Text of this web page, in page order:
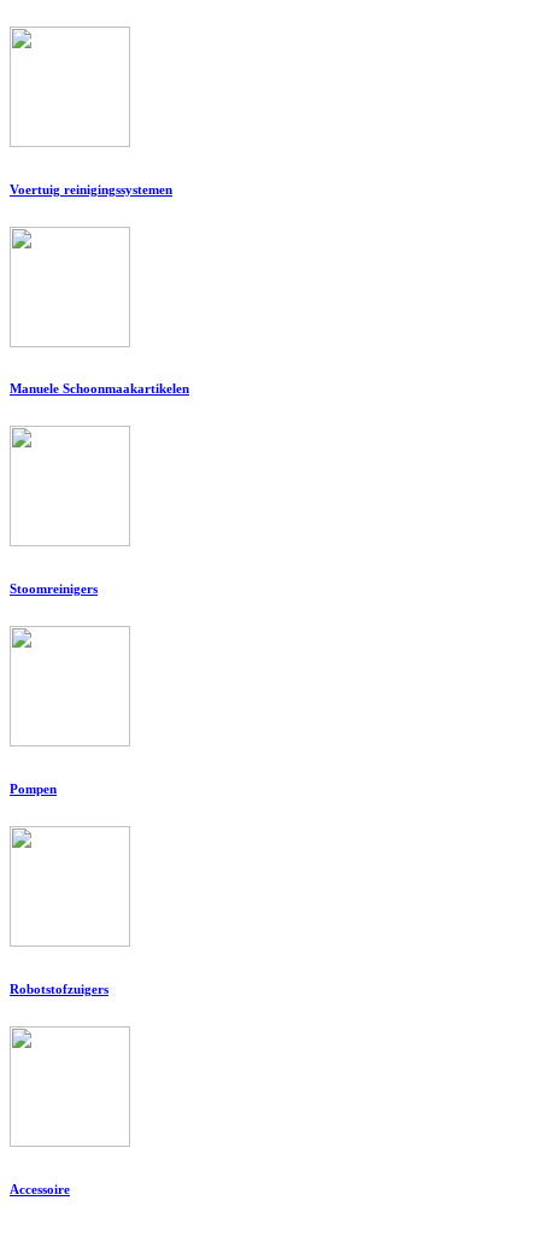
Voertuig reinigingssystemen
Manuele Schoonmaakartikelen
Stoomreinigers
Pompen
Robotstofzuigers
Accessoire